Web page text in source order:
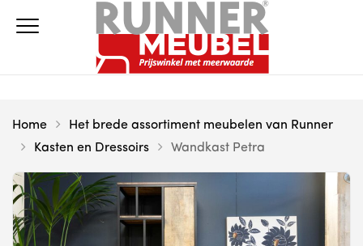
Home
Het brede assortiment meubelen van Runner
Kasten en Dressoirs
Wandkast Petra